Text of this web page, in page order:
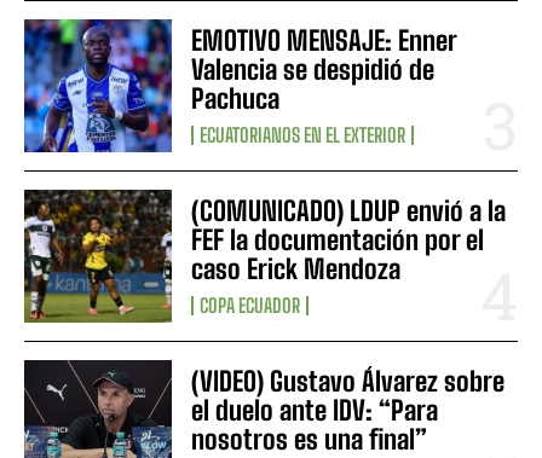
EMOTIVO MENSAJE: Enner
Valencia se despidió de
Pachuca
ECUATORIANOS EN EL EXTERIOR
(COMUNICADO) LDUP envió a la
FEF la documentación por el
caso Erick Mendoza
COPA ECUADOR
(VIDEO) Gustavo Álvarez sobre
el duelo ante IDV: “Para
nosotros es una final”